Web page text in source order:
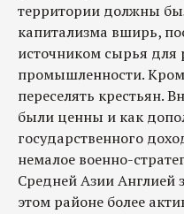
территории должны
капитализма вширь,
источником сырья для
промышленности.
переселять крестьян.
были ценны и как
государственного
немалое военно-
Средней Азии Англией
этом районе более